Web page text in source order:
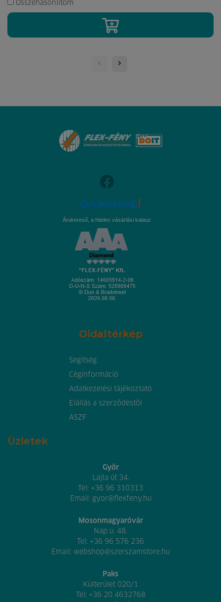
Összehasonlítom
Árukereső, a hiteles vásárlási kalauz
Oldaltérkép
Segítség
Céginformáció
Adatkezelési tájékoztató
Elállás a szerződéstől
ÁSZF
Üzletek
Győr
Lajta út 34.
Tel: +36 96 310313
Email: gyor@flexfeny.hu
Mosonmagyaróvár
Nap u. 48.
Tel: +36 96 576 236
Email: webshop@szerszamstore.hu
Paks
Külterület 020/1
Tel: +36 20 4632768